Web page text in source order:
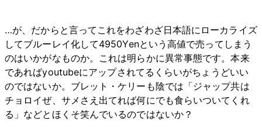
…が、だからと言ってこれをわざわざ日本語にローカライズ
してブルーレイ化して4950Yenという高値で売ってしまう
のはいかがなものか。これは明らかに異常事態です。本来
であればyoutubeにアップされてるくらいがちょうどいい
のではないか。ブレット・ケリーも陰では「ジャップ共は
チョロイぜ、サメさえ出てれば何にでも食らいついてくれ
る」などとほくそ笑んでいるのではないか？